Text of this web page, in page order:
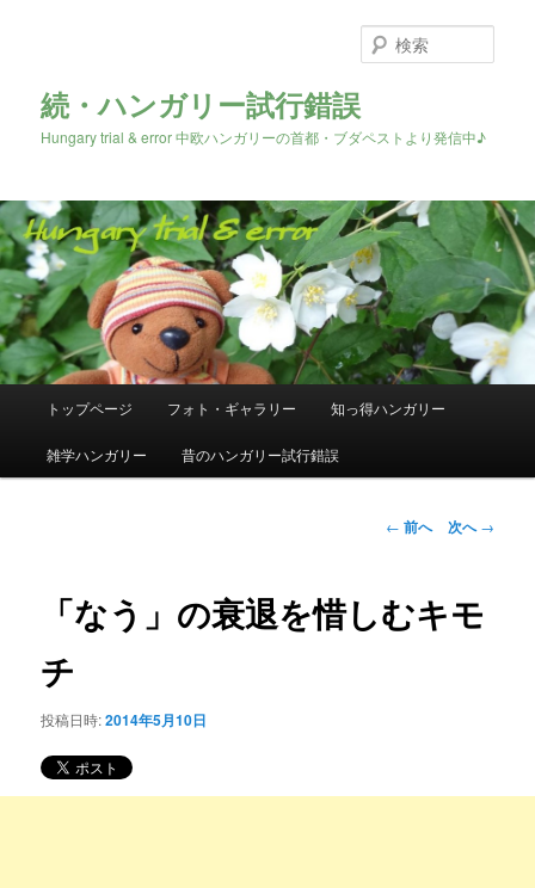
続・ハンガリー試行錯誤
Hungary trial & error 中欧ハンガリーの首都・ブダペストより発信中♪
索
メ
メ
イ
ン
テ
ン
ツ
トップページ フォト・ギャラリー 知っ得ハンガリー
雑学ハンガリー 昔のハンガリー試行錯誤
投
ビ
ゲ
← 前へ 次へ→
「なう」の衰退を惜しむキモ
チ
投稿日時:2014年5月10日